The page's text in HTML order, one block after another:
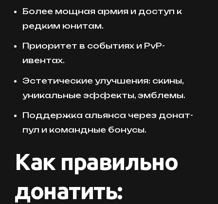
Более мощная армия и доступ к
редким юнитам.
Приоритет в событиях и PvP-
ивентах.
Эстетические улучшения: скины,
уникальные эффекты, эмблемы.
Поддержка альянса через донат-
пул и командные бонусы.
Как правильно
донатить: